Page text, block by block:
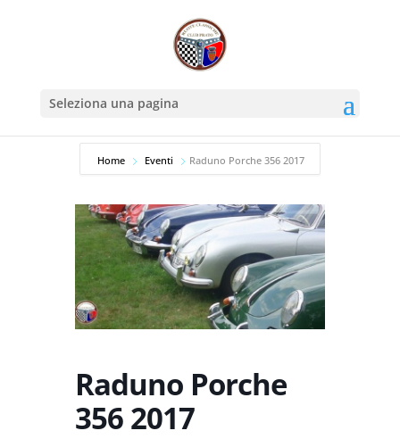
Seleziona una pagina
Home Eventi Raduno Porche 356 2017
Raduno Porche
356 2017